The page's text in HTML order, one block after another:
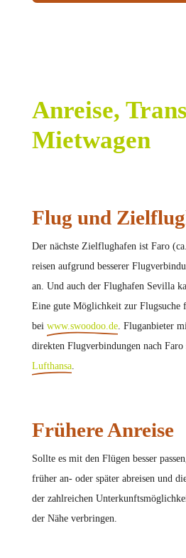
Anreise,
Mietwagen
Flug und
Der nächste Zielflughafen ist Faro
reisen aufgrund besserer
an. Und auch der Flughafen Sevilla
Eine gute Möglichkeit zur Flugsuche
bei www.swoodoo.de. Fluganbieter
direkten Flugverbindungen nach Faro
Lufthansa.
Frühere Anreise
Sollte es mit den Flügen besser
früher an- oder später abreisen und
der zahlreichen
der Nähe verbringen.